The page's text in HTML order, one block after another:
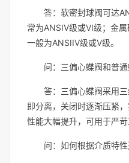
答：软密封球阀可达
常为ANSIV级或VI级；金
一般为ANSIIV级或V级。
问：三偏心蝶阀和普通
答：三偏心蝶阀采用
即分离，关闭时逐渐压紧
性能大幅提升，可用于严苛
问：如何根据介质特性